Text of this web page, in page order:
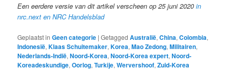
Een eerdere versie van dit artikel verscheen op 25 juni 2020in
nrc.next en NRC Handelsblad
Geplaatst in Geen categorie |Getagged Australië,China,Colombia,
Indonesië,Klaas Schuitemaker,Korea,Mao Zedong,Militairen,
Nederlands-Indië,Noord-Korea,Noord-Korea expert,Noord-
Koreadeskundige,Oorlog,Turkije,Wervershoof,Zuid-Korea